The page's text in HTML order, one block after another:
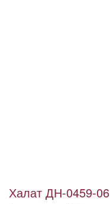
Халат ДН-0459-06